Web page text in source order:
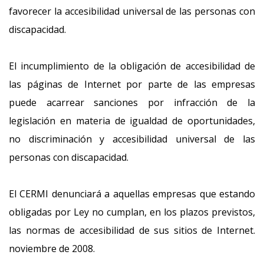
favorecer la accesibilidad universal de las personas con
discapacidad.
El incumplimiento de la obligación de accesibilidad de
las páginas de Internet por parte de las empresas
puede acarrear sanciones por infracción de la
legislación en materia de igualdad de oportunidades,
no discriminación y accesibilidad universal de las
personas con discapacidad.
El CERMI denunciará a aquellas empresas que estando
obligadas por Ley no cumplan, en los plazos previstos,
las normas de accesibilidad de sus sitios de Internet.
noviembre de 2008.